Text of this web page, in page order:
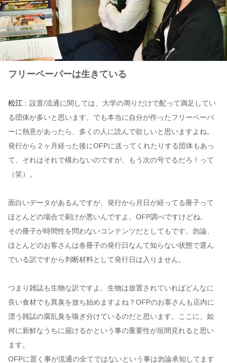
フリーペーパーは生きている
松江 ：設置/流通に関しては、大学の周りだけで配って満足してい
る団体が多いと思います。でも本当に自分が作ったフリーペーパ
ーに熱意があったら、多くの人に読んで欲しいと思いますよね。
発行から２ヶ月経った後にOFPに送ってくれたりする団体もあっ
て、それはそれで構わないのですが、もう次の号でるだろ！って
（笑）。
面白いデータがあるんですが、発行から月日が経ってる冊子って
ほとんどの場合で刷けが悪いんですよ。OFP調べですけどね。
その冊子が時間性を問わないコンテンツだとしてもです。勿論、
ほとんどのお客さんは各冊子の発行日なんて知らない状態で選ん
でいる訳ですから判断材料として発行日は入りません。
つまり雑誌も生物な訳ですよ。生物は放置されていればどんなに
良い食材でも異臭を放ち始めますよね？OFPのお客さんも店内に
漂う雑誌の腐乱臭を嗅ぎ分けているのだと思います。ここに、如
何に新鮮なうちに届けるかという事の重要性が垣間見れると思い
ます。
OFPに置く事が流通の全てではないという事は勿論承知してます